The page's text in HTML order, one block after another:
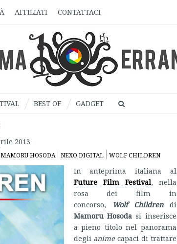
AFFILIATI CONTATTACI
BEST OF GADGET
2013
MAMORU HOSODA NEXO DIGITAL WOLF CHILDREN
In anteprima italiana al
Future Film Festival, nella
rosa dei film in
concorso,
Wolf Children
di
Mamoru Hosodasi inserisce
a pieno titolo nel panorama
degli anime capaci di trattare